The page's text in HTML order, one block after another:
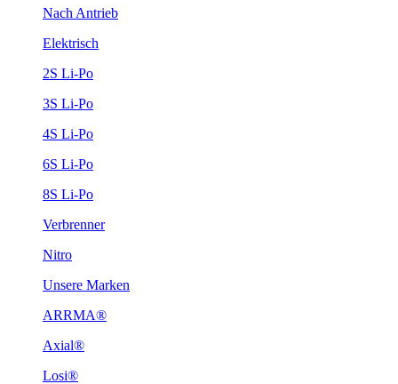
Nach Antrieb
Elektrisch
2S Li-Po
3S Li-Po
4S Li-Po
6S Li-Po
8S Li-Po
Verbrenner
Nitro
Unsere Marken
ARRMA®
Axial®
Losi®